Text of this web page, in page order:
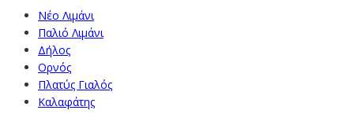
Νέο Λιμάνι
Παλιό Λιμάνι
Δήλος
Ορνός
Πλατύς Γιαλός
Καλαφάτης